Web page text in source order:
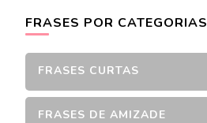
FRASES POR CATEGORIAS
FRASES CURTAS
FRASES DE AMIZADE